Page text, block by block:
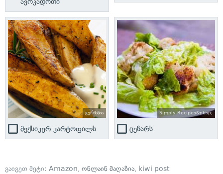
გურმანია
მექსიკურ კარტოფილს
Simply Recipes&nbsp;
ცეზარს
გაიგეთ მეტი: Amazon, ონლაინ მაღაზია, kiwi post